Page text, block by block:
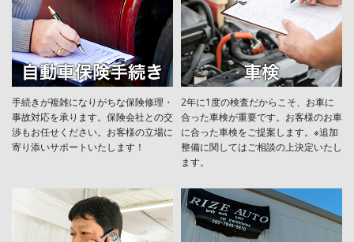
手続きが複雑になりがちな保険修理・
事故対応を承ります。保険会社との交
渉もお任せください。お客様の立場に
寄り添いサポートいたします！
2年に1度の検査だからこそ、お車に
合った車検が重要です。お客様のお車
に合った車検をご提案します。※追加
整備に関してはご相談の上決定いたし
ます。